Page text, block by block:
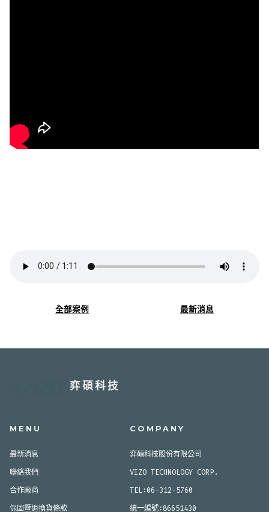
全部案例 最新消息
弈碩科技
MENU
最新消息
聯絡我們
合作廠商
保固暨退換貨條款
COMPANY
弈碩科技股份有限公司
VIZO TECHNOLOGY CORP.
TEL:06-312-5760
統一編號:86651430